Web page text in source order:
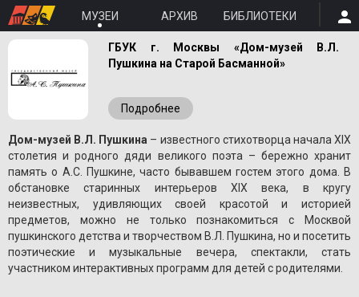
МУЗЕИ АРХИВ БИБЛИОТЕКИ
ГБУК г. Москвы «Дом-музей В.Л.
Пушкина на Старой Басманной»
Подробнее
Дом-музей В.Л. Пушкина – известного стихотворца начала XIX
столетия и родного дяди великого поэта – бережно хранит
память о A.С. Пушкине, часто бывавшем гостем этого дома. В
обстановке старинных интерьеров XIX века, в кругу
неизвестных, удивляющих своей красотой и историей
предметов, можно не только познакомиться с Москвой
пушкинского детства и творчеством В.Л. Пушкина, но и посетить
поэтические и музыкальные вечера, спектакли, стать
участником интерактивных программ для детей с родителями.